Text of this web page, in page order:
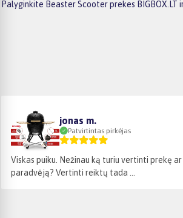
Palyginkite Beaster Scooter prekes
jonas m.
Patvirtintas pirkėjas
Viskas puiku. Nežinau ką turiu vertinti prekę ar
paradvėją? Vertinti reiktų tada ...